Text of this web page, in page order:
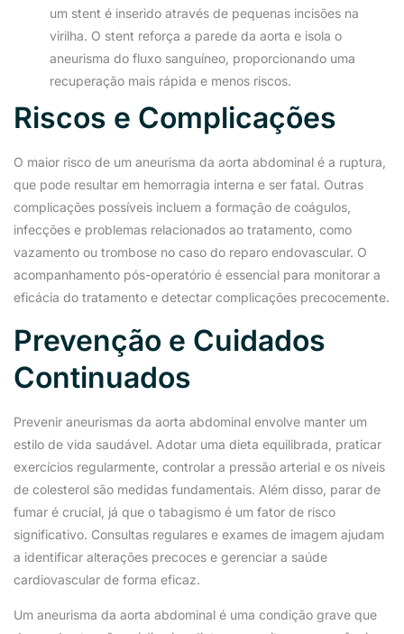
um stent é inserido através de pequenas incisões na
virilha. O stent reforça a parede da aorta e isola o
aneurisma do fluxo sanguíneo, proporcionando uma
recuperação mais rápida e menos riscos.
Riscos e Complicações
O maior risco de um aneurisma da aorta abdominal é a ruptura,
que pode resultar em hemorragia interna e ser fatal. Outras
complicações possíveis incluem a formação de coágulos,
infecções e problemas relacionados ao tratamento, como
vazamento ou trombose no caso do reparo endovascular. O
acompanhamento pós-operatório é essencial para monitorar a
eficácia do tratamento e detectar complicações precocemente.
Prevenção e Cuidados
Continuados
Prevenir aneurismas da aorta abdominal envolve manter um
estilo de vida saudável. Adotar uma dieta equilibrada, praticar
exercícios regularmente, controlar a pressão arterial e os níveis
de colesterol são medidas fundamentais. Além disso, parar de
fumar é crucial, já que o tabagismo é um fator de risco
significativo. Consultas regulares e exames de imagem ajudam
a identificar alterações precoces e gerenciar a saúde
cardiovascular de forma eficaz.
Um aneurisma da aorta abdominal é uma condição grave que